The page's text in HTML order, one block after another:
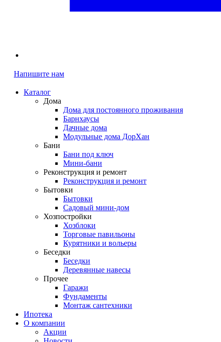
Напишите нам
Каталог
Дома
Дома для постоянного проживания
Барнхаусы
Дачные дома
Модульные дома ДорХан
Бани
Бани под ключ
Мини-бани
Реконструкция и ремонт
Реконструкция и ремонт
Бытовки
Бытовки
Садовый мини-дом
Хозпостройки
Хозблоки
Торговые павильоны
Курятники и вольеры
Беседки
Беседки
Деревянные навесы
Прочее
Гаражи
Фундаменты
Монтаж сантехники
Ипотека
О компании
Акции